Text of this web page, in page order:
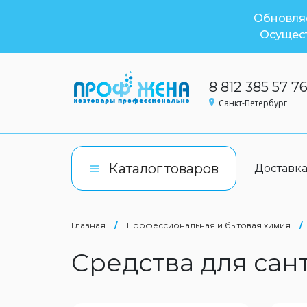
8 812 385 57 76
Санкт-Петербург
Каталогтоваров Доставка
Главная / Профессиональная и бытовая химия /
Средства для